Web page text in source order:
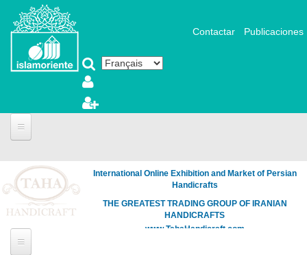
Aller au contenu principal
Contactar Publicaciones
International Online Exhibition and Market of Persian
Handicrafts
THE GREATEST TRADING GROUP OF IRANIAN
HANDICRAFTS
www.TahaHandicraft.com